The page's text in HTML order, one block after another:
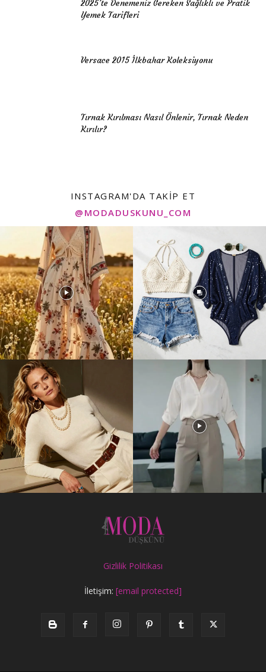
2025’te Denemeniz Gereken Sağlıklı ve Pratik
Yemek Tarifleri
Versace 2015 İlkbahar Koleksiyonu
Tırnak Kırılması Nasıl Önlenir, Tırnak Neden
Kırılır?
INSTAGRAM'DA TAKIP ET
@MODADUSKUNU_COM
Gizlilik Politikası
İletişim: [email protected]